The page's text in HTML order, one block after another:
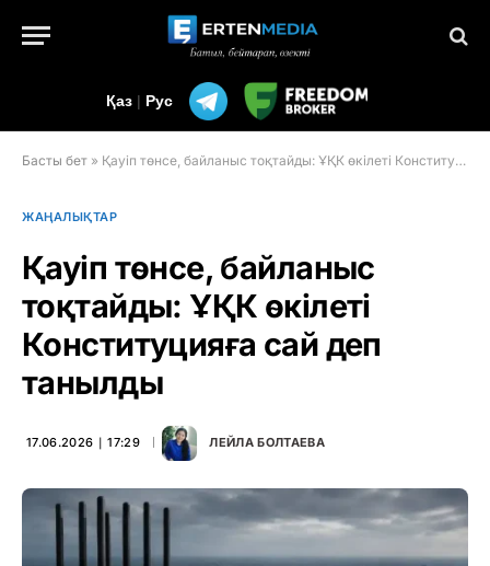
Қаз | Рус
Басты бет » Қауіп төнсе, байланыс тоқтайды: ҰҚК өкілеті Конституцияға сай деп танылды
ЖАҢАЛЫҚТАР
Қауіп төнсе, байланыс
тоқтайды: ҰҚК өкілеті
Конституцияға сай деп
танылды
17.06.2026 ∣ 17:29 ЛЕЙЛА БОЛТАЕВА